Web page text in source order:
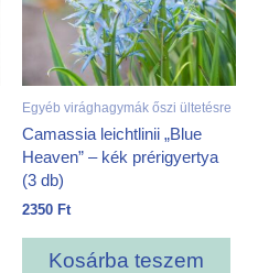
Egyéb virághagymák őszi ültetésre
Camassia leichtlinii „Blue
Heaven” – kék prérigyertya
(3 db)
2350 Ft
Kosárba teszem